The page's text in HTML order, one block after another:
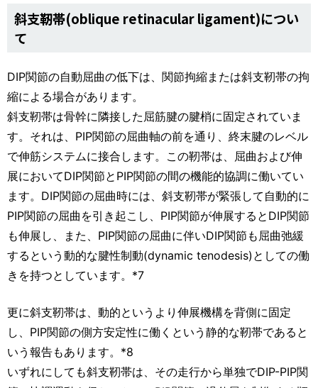
斜支靭帯(oblique retinacular ligament)につい
て
DIP関節の自動屈曲の低下は、関節拘縮または斜支靭帯の拘
縮による場合があります。
斜支靭帯は骨幹に隣接した屈筋腱の腱梢に固定されていま
す。それは、PIP関節の屈曲軸の前を通り、終末腱のレベル
で伸筋システムに接合します。この靭帯は、屈曲および伸
展においてDIP関節とPIP関節の間の機能的協調に働いてい
ます。DIP関節の屈曲時には、斜支靭帯が緊張して自動的に
PIP関節の屈曲を引き起こし、PIP関節が伸展するとDIP関節
も伸展し、また、PIP関節の屈曲に伴いDIP関節も屈曲弛緩
するという動的な腱性制動(dynamic tenodesis)としての働
きを持つとしています。*7
更に斜支靭帯は、動的というより伸展機構を背側に固定
し、PIP関節の側方安定性に働くという静的な靭帯であると
いう報告もあります。*8
いずれにしても斜支靭帯は、その走行から単独でDIP-PIP関